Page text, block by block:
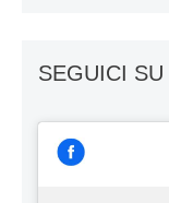
SEGUICI